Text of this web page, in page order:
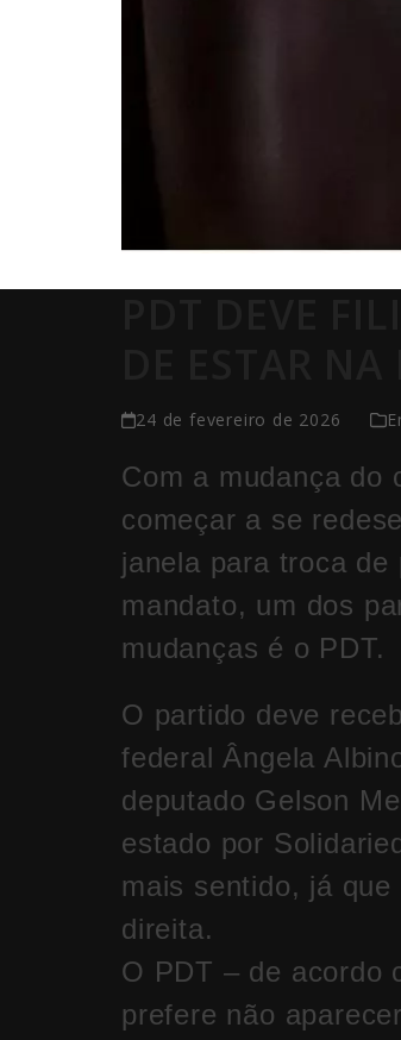
24 de fevereiro de 2026
Com a mudança do
começar a se
janela para troca
mandato, um dos
mudanças é o PDT.
O partido deve
federal Ângela
deputado Gelson
estado por
mais sentido, já
direita.
O PDT – de acordo
prefere não